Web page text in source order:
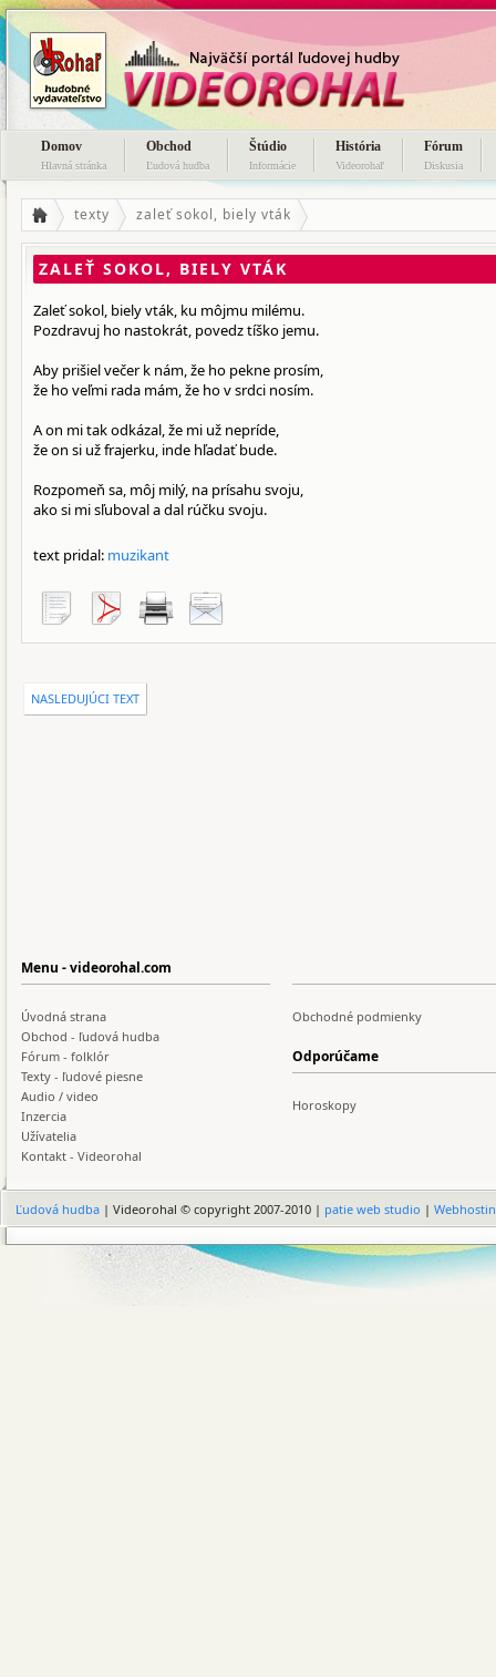
Domov
Hlavná stránka
Obchod
Ľudová hudba
Štúdio
Informácie
História
Videorohaľ
Fórum
Diskusia
texty zaleť sokol, biely vták
ZALEŤ SOKOL, BIELY VTÁK
Zaleť sokol, biely vták, ku môjmu milému.
Pozdravuj ho nastokrát, povedz tíško jemu.
Aby prišiel večer k nám, že ho pekne prosím,
že ho veľmi rada mám, že ho v srdci nosím.
A on mi tak odkázal, že mi už nepríde,
že on si už frajerku, inde hľadať bude.
Rozpomeň sa, môj milý, na prísahu svoju,
ako si mi sľuboval a dal rúčku svoju.
text pridal: muzikant
NASLEDUJÚCI TEXT
Menu - videorohal.com
Úvodná strana
Obchod - ľudová hudba
Fórum - folklór
Texty - ľudové piesne
Audio / video
Inzercia
Užívatelia
Kontakt - Videorohal
Obchodné podmienky
Odporúčame
Horoskopy
Ľudová hudba | Videorohal © copyright 2007-2010 | patie web studio |